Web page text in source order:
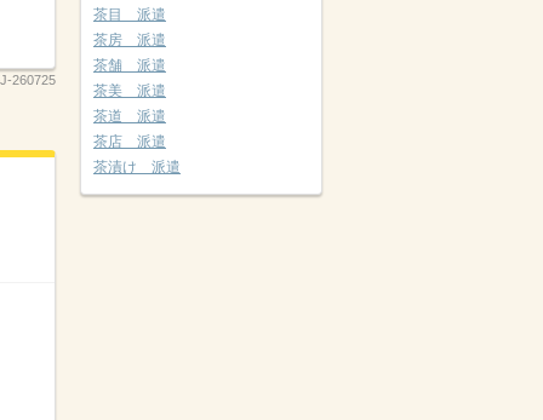
260725
茶目 派遣
茶房 派遣
茶舗 派遣
茶美 派遣
茶道 派遣
茶店 派遣
茶漬け 派遣